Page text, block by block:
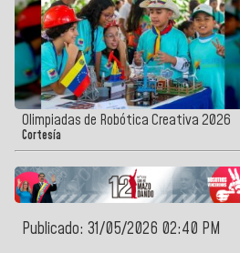
Olimpiadas de Robótica Creativa 2026
Cortesía
Publicado: 31/05/2026 02:40 PM